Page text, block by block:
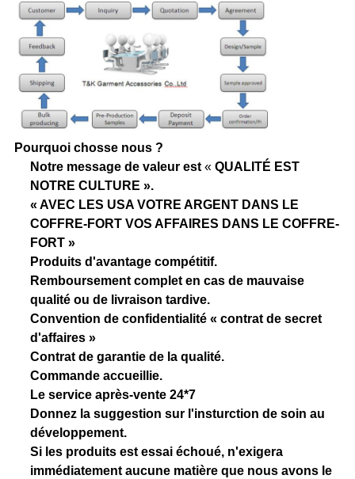
Pourquoi chosse nous ?
Notre message de valeur est« QUALITÉ EST
NOTRE CULTURE ».
« AVEC LES USA VOTRE ARGENT DANS LE
COFFRE-FORT VOS AFFAIRES DANS LE COFFRE-
FORT »
Produits d'avantage compétitif.
Remboursement complet en cas de mauvaise
qualité ou de livraison tardive.
Convention de confidentialité « contrat de secret
d'affaires »
Contrat de garantie de la qualité.
Commande accueillie.
Le service après-vente 24*7
Donnez la suggestion sur l'insturction de soin au
développement.
Si les produits est essai échoué, n'exigera
immédiatement aucune matière que nous avons le